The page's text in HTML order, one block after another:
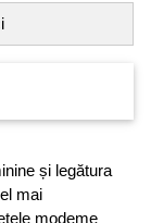
și legătura
mai
modeme